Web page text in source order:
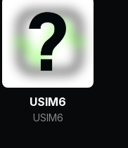
USIM6
USIM6